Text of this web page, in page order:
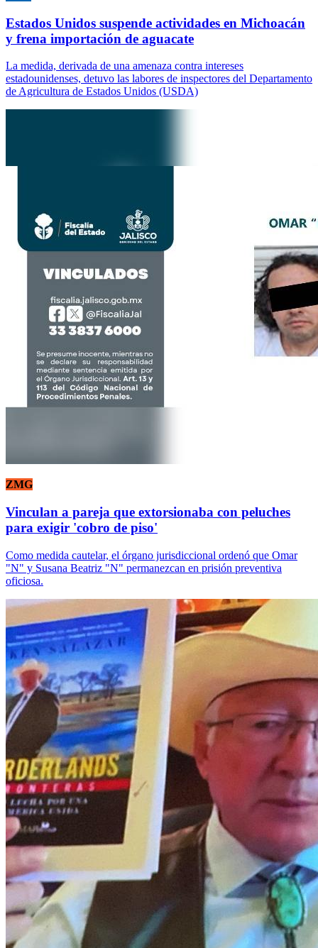
Estados Unidos suspende actividades en Michoacán
y frena importación de aguacate
La medida, derivada de una amenaza contra intereses
estadounidenses, detuvo las labores de inspectores del Departamento
de Agricultura de Estados Unidos (USDA)
ZMG
Vinculan a pareja que extorsionaba con peluches
para exigir 'cobro de piso'
Como medida cautelar, el órgano jurisdiccional ordenó que Omar
"N" y Susana Beatriz "N" permanezcan en prisión preventiva
oficiosa.